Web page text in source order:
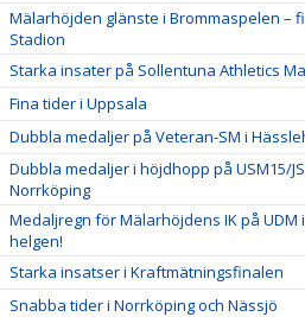
Mälarhöjden glänste i Brommaspelen –
Stadion
Starka insater på Sollentuna Athletics
Fina tider i Uppsala
Dubbla medaljer på Veteran-SM i
Dubbla medaljer i höjdhopp på USM15/
Norrköping
Medaljregn för Mälarhöjdens IK på UDM
helgen!
Starka insatser i Kraftmätningsfinalen
Snabba tider i Norrköping och Nässjö